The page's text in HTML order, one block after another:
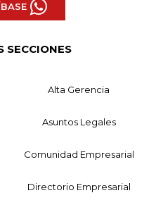
SECCIONES
Alta Gerencia
Asuntos Legales
Comunidad Empresarial
Directorio Empresarial